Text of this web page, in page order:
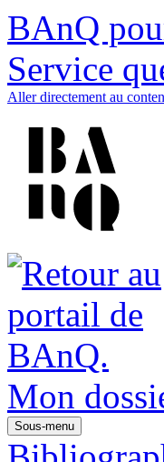
BAnQ
Service
Aller directement au
Mon
Sous-menu